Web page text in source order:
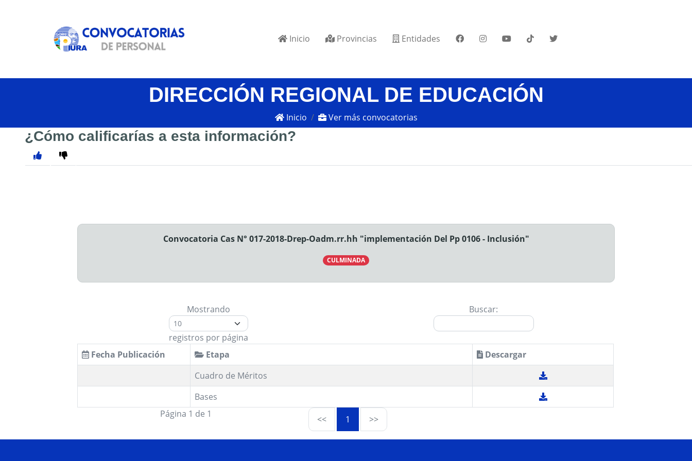
Inicio Provincias Entidades
DIRECCIÓN REGIONAL DE EDUCACIÓN
Inicio Ver más convocatorias
¿Cómo calificarías a esta información?
Convocatoria Cas N° 017-2018-Drep-Oadm.rr.hh "implementación Del Pp 0106 - Inclusión"
CULMINADA
Mostrando
registros por página
Buscar:
Fecha Publicación Etapa
Descargar
Cuadro de Méritos
Bases
Página 1 de 1
<< 1 >>